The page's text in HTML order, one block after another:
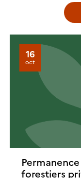
16
oct
forestiers